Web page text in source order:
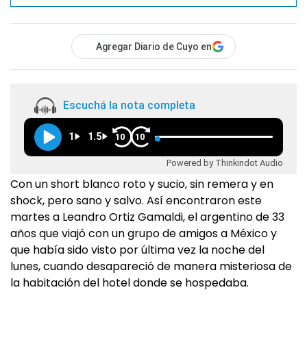
Agregar Diario de Cuyo en
Escuchá la nota completa
1 1.5 10 10
Powered by Thinkindot Audio
Con un short blanco roto y sucio, sin remera y en
shock, pero sano y salvo. Así encontraron este
martes a Leandro Ortiz Gamaldi, el argentino de 33
años que viajó con un grupo de amigos a México y
que había sido visto por última vez la noche del
lunes, cuando desapareció de manera misteriosa de
la habitación del hotel donde se hospedaba.